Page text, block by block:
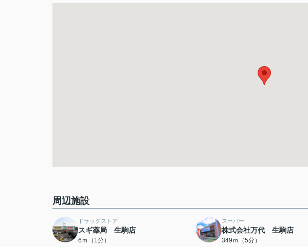
周辺施設
ドラッグストア
スギ薬局 生駒店
6ｍ（1分）
スーパー
株式会社万代 生駒店
349ｍ（5分）